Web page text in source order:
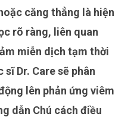
căng thẳng là hiện
rõ ràng, liên quan
miễn dịch tạm thời
Dr. Care sẽ phân
lên phản ứng viêm
dẫn Chú cách điều